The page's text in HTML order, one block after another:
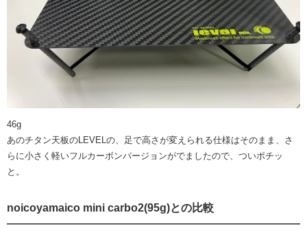
46g
あのチタン天板のLEVELの、足で高さが変えられる仕様はそのまま、さ
らに小さく軽いフルカーボンバージョンがでましたので、ついポチッ
と。
noicoyamaico mini carbo2(95g)との比較